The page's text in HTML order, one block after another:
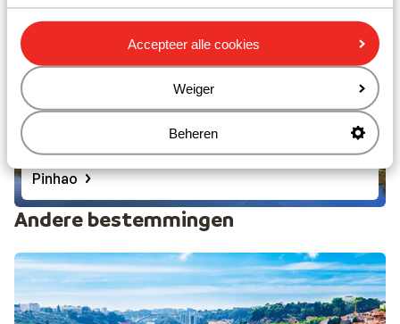
Accepteer alle cookies
Weiger
Beheren
Pinhao
Andere bestemmingen